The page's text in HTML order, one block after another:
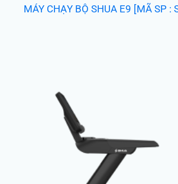
MÁY CHẠY BỘ SHUA E9 [MÃ SP :